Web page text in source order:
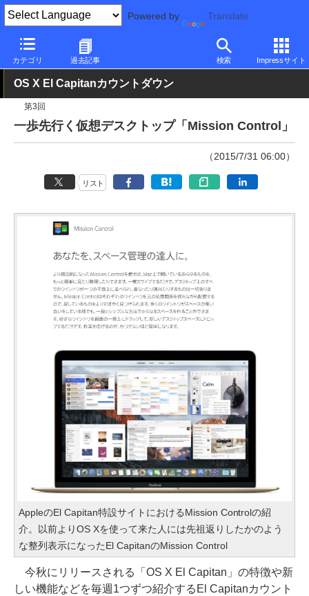
Powered by Translate
カテゴリ 過去記事 検索 Impressサイト
PC Watch ソフトウェア/アプリ その他
OS X El Capitanカウントダウン
第3回
一歩先行く仮想デスクトップ「Mission Control」
（2015/7/31 06:00）
リスト
AppleのEl Capitan特設サイトにおけるMission Controlの紹
介。以前よりOS Xを使って来た人には先祖返りしたかのよう
な整列表示になったEl CapitanのMission Control
今秋にリリースされる「OS X El Capitan」の特徴や新
しい機能などを毎週1つずつ紹介するEl Capitanカウント